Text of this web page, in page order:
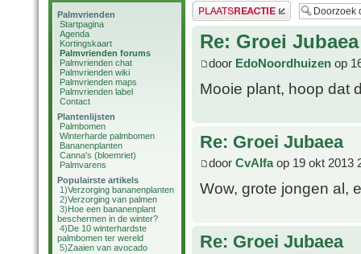
Palmvrienden
Startpagina
Agenda
Kortingskaart
Palmvrienden forums
Palmvrienden chat
Palmvrienden wiki
Palmvrienden maps
Palmvrienden label
Contact
Plantenlijsten
Palmbomen
Winterharde palmbomen
Bananenplanten
Canna's (bloemriet)
Palmvarens
Populairste artikels
1)Verzorging bananenplanten
2)Verzorging van palmen
3)Hoe een bananenplant
beschermen in de winter?
4)De 10 winterhardste
palmbomen ter wereld
5)Zaaien van avocado
Plaats een reactie
Re: Groei Jubaea
door EdoNoordhuizen op
Mooie plant, hoop dat
Re: Groei Jubaea
door CvAlfaop 19 okt 2013
Wow, grote jongen al,
Re: Groei Jubaea